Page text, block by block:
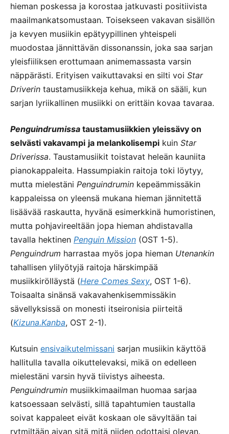
hieman poskessa ja korostaa jatkuvasti positiivista
maailmankatsomustaan. Toisekseen vakavan sisällön
ja kevyen musiikin epätyypillinen yhteispeli
muodostaa jännittävän dissonanssin, joka saa sarjan
yleisfiiliksen erottumaan animemassasta varsin
näppärästi. Erityisen vaikuttavaksi en silti voi Star
Driverin taustamusiikkeja kehua, mikä on sääli, kun
sarjan lyriikallinen musiikki on erittäin kovaa tavaraa.
Penguindrumissa taustamusiikkien yleissävy on
selvästi vakavampi ja melankolisempi kuin Star
Driverissa. Taustamusiikit toistavat heleän kauniita
pianokappaleita. Hassumpiakin raitoja toki löytyy,
mutta mielestäni Penguindrumin kepeämmissäkin
kappaleissa on yleensä mukana hieman jännitettä
lisäävää raskautta, hyvänä esimerkkinä humoristinen,
mutta pohjavireeltään jopa hieman ahdistavalla
tavalla hektinen Penguin Mission (OST 1-5).
Penguindrum harrastaa myös jopa hieman Utenankin
tahallisen ylilyötyjä raitoja härskimpää
musiikkirölläystä (Here Comes Sexy, OST 1-6).
Toisaalta sinänsä vakavahenkisemmissäkin
sävellyksissä on monesti itseironisia piirteitä
(Kizuna.Kanba, OST 2-1).
Kutsuin ensivaikutelmissani sarjan musiikin käyttöä
hallitulla tavalla oikuttelevaksi, mikä on edelleen
mielestäni varsin hyvä tiivistys aiheesta.
Penguindrumin musiikkimaailman huomaa sarjaa
katsoessaan selvästi, sillä tapahtumien taustalla
soivat kappaleet eivät koskaan ole sävyltään tai
rytmiltään aivan sitä mitä niiden odottaisi olevan.